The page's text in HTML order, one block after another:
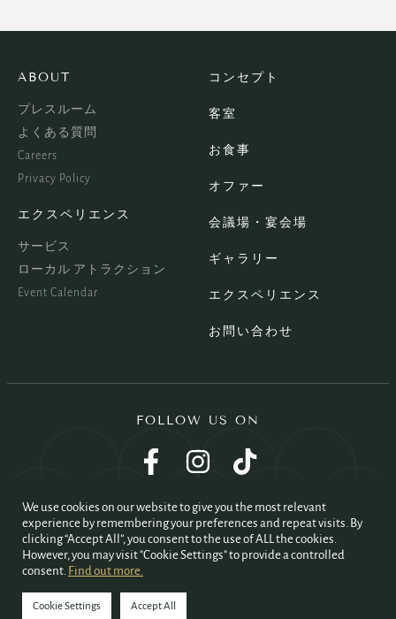
ABOUT
プレスルーム
よくある質問
Careers
Privacy Policy
エクスペリエンス
サービス
ローカル アトラクション
Event Calendar
コンセプト
客室
お食事
オファー
会議場・宴会場
ギャラリー
エクスペリエンス
お問い合わせ
FOLLOW US ON
We use cookies on our website to give you the most relevant
experience by remembering your preferences and repeat visits. By
clicking “Accept All”, you consent to the use of ALL the cookies.
However, you may visit "Cookie Settings" to provide a controlled
consent. Find out more.
Cookie Settings Accept All